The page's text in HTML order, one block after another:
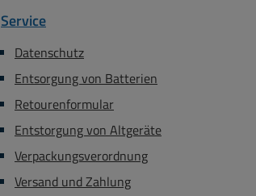
Service
Datenschutz
Entsorgung von Batterien
Retourenformular
Entstorgung von Altgeräte
Verpackungsverordnung
Versand und Zahlung